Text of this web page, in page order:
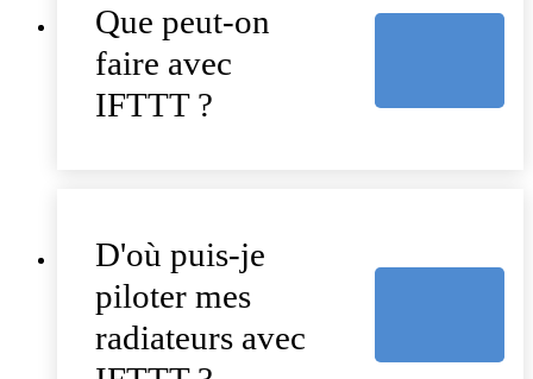
Que peut-on
faire avec
IFTTT ?
D'où puis-je
piloter mes
radiateurs avec